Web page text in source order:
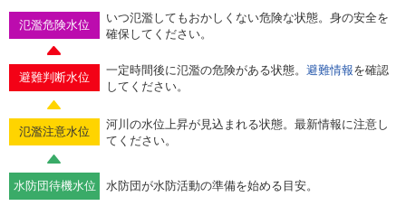
氾濫危険水位
いつ氾濫してもおかしくない危険な状態。身の安全を
確保してください。
避難判断水位
一定時間後に氾濫の危険がある状態。 避難情報を確認
してください。
氾濫注意水位
河川の水位上昇が見込まれる状態。最新情報に注意し
てください。
水防団待機水位 水防団が水防活動の準備を始める目安。